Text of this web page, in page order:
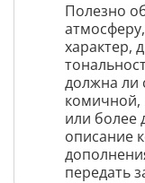
Полезно
характер,
должна ли
комичной,
или более
описание
передать